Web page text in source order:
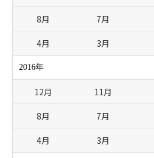
8月 7月
4月 3月
2016年
12月 11月
8月 7月
4月 3月